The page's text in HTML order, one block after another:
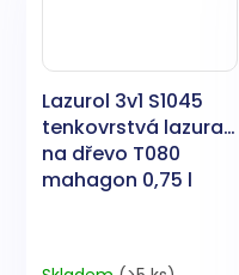
Lazurol 3v1 S1045
tenkovrstvá lazura
na dřevo T080
mahagon 0,75 l